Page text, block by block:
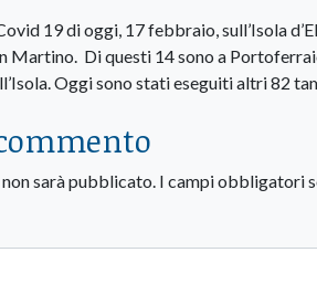
19 di oggi, 17 febbraio, sull’Isola
Martino. Di questi 14 sono a
Oggi sono stati eseguiti altri 82
sarà pubblicato. I campi obbligatori